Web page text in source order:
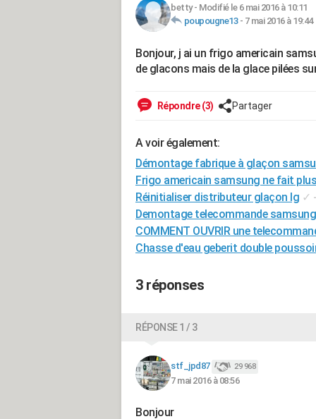
betty- Modifié le 6 mai 2016 à 10:11
poupougne13- 7 mai 2016 à 19:44
Bonjour, j ai un frigo americain
de glacons mais de la glace pilées
Répondre (3) Partager
A voir également:
Démontage fabrique à glaçon
Frigo americain samsung ne fait
Réinitialiser distributeur glaçon lg ✓
Demontage telecommande samsung
COMMENT OUVRIR une
Chasse d'eau geberit double
3 réponses
RÉPONSE 1 / 3
stf_jpd87 29 968
7 mai 2016 à 08:56
Bonjour